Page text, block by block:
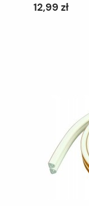
12,99 zł